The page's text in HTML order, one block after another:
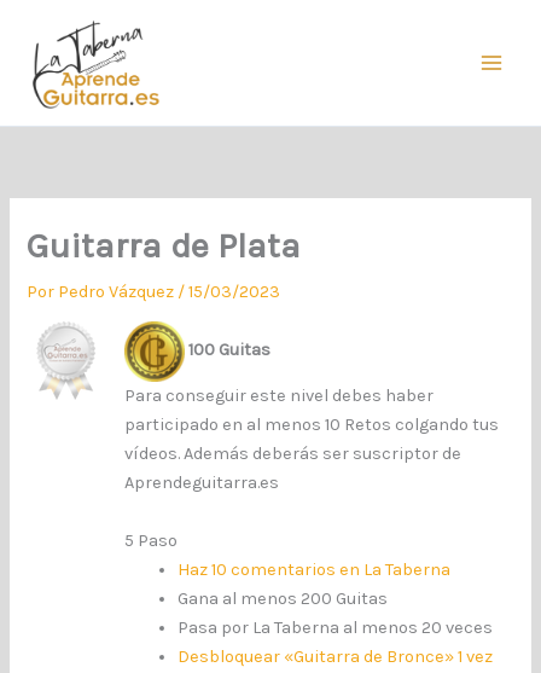
contenido
Guitarra de Plata
Por Pedro Vázquez /15/03/2023
100 Guitas
Para conseguir este nivel debes haber
participado en al menos 10 Retos colgando tus
vídeos. Además deberás ser suscriptor de
Aprendeguitarra.es
5 Paso
Haz 10 comentarios en La Taberna
Gana al menos 200 Guitas
Pasa por La Taberna al menos 20 veces
Desbloquear «Guitarra de Bronce» 1 vez